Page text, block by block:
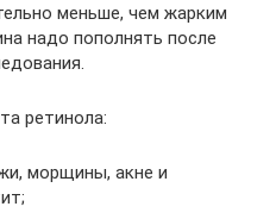
меньше, чем жарким
надо пополнять после
ретинола:
морщины, акне и